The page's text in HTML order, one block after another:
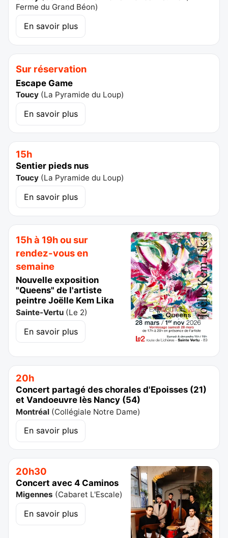
Ferme du Grand Béon)
En savoir plus
Sur réservation
Escape Game
Toucy (La Pyramide du Loup)
En savoir plus
15h
Sentier pieds nus
Toucy (La Pyramide du Loup)
En savoir plus
15h à 19h ou sur
rendez-vous en
semaine
Nouvelle exposition
"Queens" de l'artiste
peintre Joëlle Kem Lika
Sainte-Vertu (Le 2)
En savoir plus
20h
Concert partagé des chorales d'Epoisses (21)
et Vandoeuvre lès Nancy (54)
Montréal (Collégiale Notre Dame)
En savoir plus
20h30
Concert avec 4 Caminos
Migennes (Cabaret L'Escale)
En savoir plus